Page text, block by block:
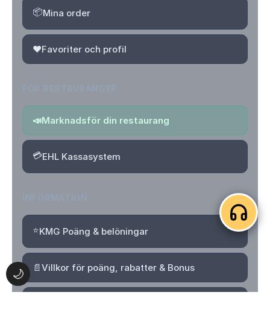
🌙
📦Mina order
❤️Favoriter och profil
📣Marknadsför din restaurang
💳EHL Kassasystem
⭐KMG Poäng & belöningar
📄Villkor för poäng, rabatter & Bonus